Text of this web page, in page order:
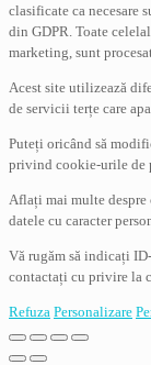
clasificate ca necesare
din GDPR. Toate
marketing, sunt
Acest site utilizează
de servicii terțe care
Puteți oricând să
privind cookie-urile de
Aflați mai multe despre
datele cu caracter
Vă rugăm să indicați
contactați cu privire la
Refuza Personalizare